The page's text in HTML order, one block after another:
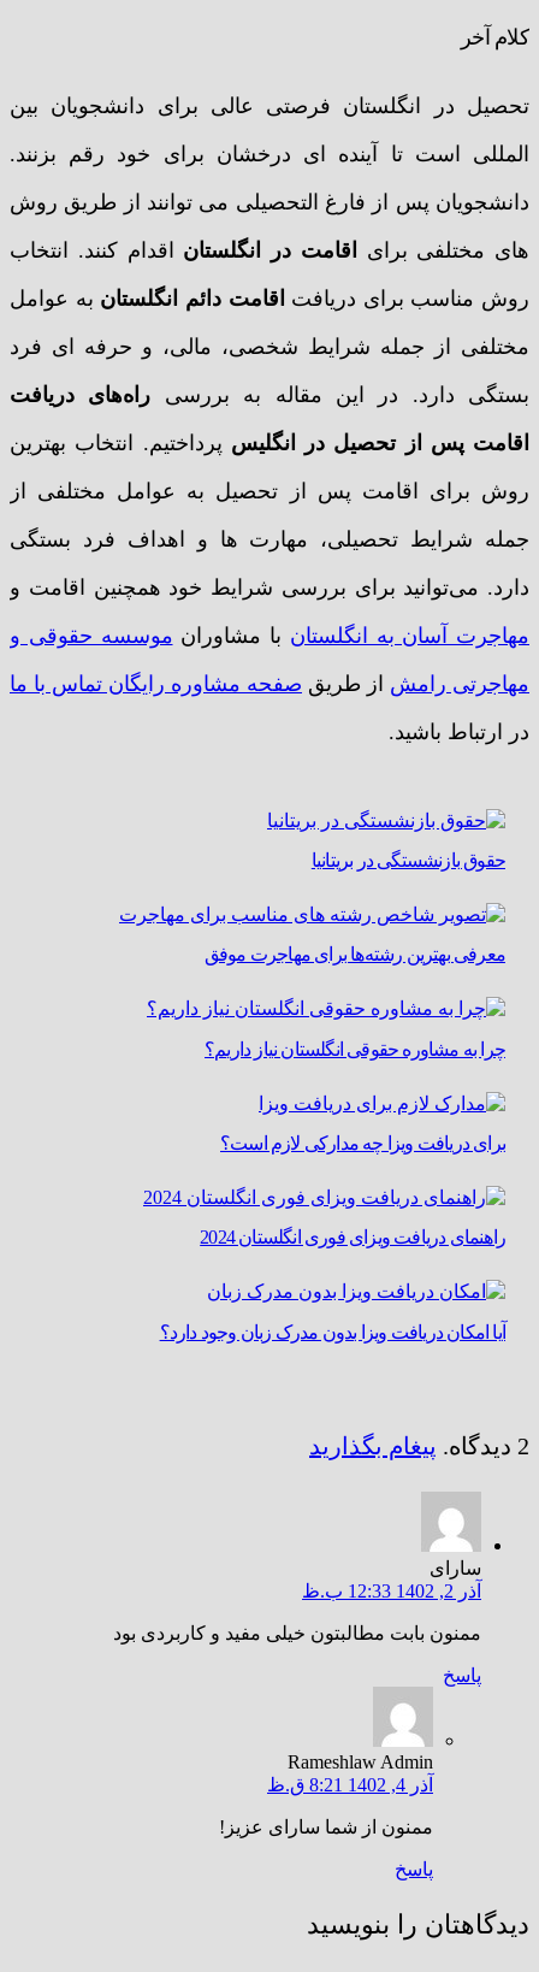
کلام آخر
تحصیل در انگلستان فرصتی عالی برای دانشجویان بین
المللی است تا آینده ای درخشان برای خود رقم بزنند.
دانشجویان پس از فارغ التحصیلی می توانند از طریق روش
های مختلفی برای
اقامت در انگلستان اقدام کنند. انتخاب
روش مناسب برای دریافت اقامت دائم انگلستان به عوامل
مختلفی از جمله شرایط شخصی، مالی، و حرفه ای فرد
بستگی دارد. در این مقاله به بررسی راه‌های دریافت
اقامت پس از تحصیل در انگلیس پرداختیم. انتخاب بهترین
روش برای اقامت پس از تحصیل به عوامل مختلفی از
جمله شرایط تحصیلی، مهارت ها و اهداف فرد بستگی
دارد. می‌توانید برای بررسی شرایط خود همچنین اقامت و
مهاجرت آسان به انگلستان با مشاوران موسسه حقوقی و
مهاجرتی رامش از طریق صفحه مشاوره رایگان تماس با ما
در ارتباط باشید.
حقوق بازنشستگی در بریتانیا
معرفی بهترین رشته‌ها برای مهاجرت موفق
چرا به مشاوره حقوقی انگلستان نیاز داریم؟
برای دریافت ویزا چه مدارکی لازم است؟
راهنمای دریافت ویزای فوری انگلستان 2024
آیا امکان دریافت ویزا بدون مدرک زبان وجود دارد؟
2 دیدگاه. پیغام بگذارید
سارای
آذر 2, 1402 12:33 ب.ظ
ممنون بابت مطالبتون خیلی مفید و کاربردی بود
پاسخ
Rameshlaw Admin
آذر 4, 1402 8:21 ق.ظ
ممنون از شما سارای عزیز!
پاسخ
دیدگاهتان را بنویسید